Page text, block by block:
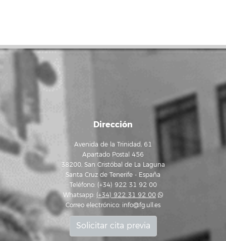
Dirección
Avenida de la Trinidad, 61
Apartado Postal 456
38200, San Cristóbal de La Laguna
Santa Cruz de Tenerife - España
Teléfono: (+34) 922 31 92 00
Whatsapp: (+34) 922 31 92 00
Correo electrónico: info@fg.ull.es
Solicitar cita previa